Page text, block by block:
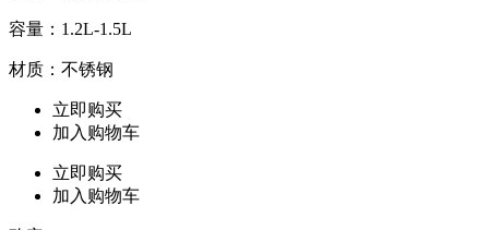
容量：1.2L-1.5L
材质：不锈钢
立即购买
加入购物车
立即购买
加入购物车